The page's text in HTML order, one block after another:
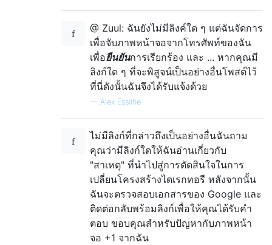
@ Zuul: ฉันยังไม่มีลิงค์ใด ๆ แต่ฉันจัดการ
เพื่อจับภาพหน้าจอจากโทรศัพท์ของฉัน
เพื่อยืนยันการเรียกร้อง และ ... หากคุณมี
ลิงก์ใด ๆ ที่จะพิสูจน์เป็นอย่างอื่นโพสต์ไว้
ที่นี่ดังนั้นฉันจึงได้รับแจ้งด้วย
— Alex Essilfie
ไม่มีลิงก์ที่กล่าวถึงเป็นอย่างอื่นฉันถาม
คุณว่ามีลิงก์ใดให้ฉันอ่านเกี่ยวกับ
"สาเหตุ" ที่นำไปสู่การตัดสินใจในการ
เปลี่ยนโครงสร้างไดเรกทอรี หลังจากนั้น
ฉันจะตรวจสอบเอกสารของ Google และ
ติดต่อกลับพร้อมลิงก์เพื่อให้คุณได้รับคำ
ตอบ ขอบคุณสำหรับปัญหากับภาพหน้า
จอ +1 จากฉัน